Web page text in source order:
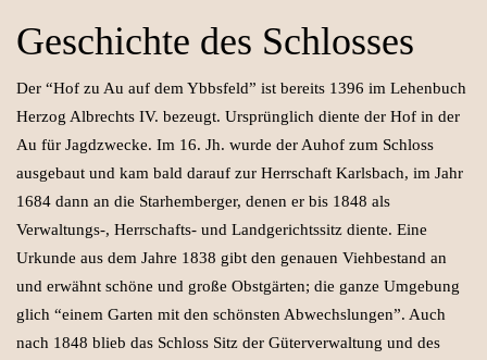
Geschichte des Schlosses
Der “Hof zu Au auf dem Ybbsfeld” ist bereits 1396 im Lehenbuch
Herzog Albrechts IV. bezeugt. Ursprünglich diente der Hof in der
Au für Jagdzwecke. Im 16. Jh. wurde der Auhof zum Schloss
ausgebaut und kam bald darauf zur Herrschaft Karlsbach, im Jahr
1684 dann an die Starhemberger, denen er bis 1848 als
Verwaltungs-, Herrschafts- und Landgerichtssitz diente. Eine
Urkunde aus dem Jahre 1838 gibt den genauen Viehbestand an
und erwähnt schöne und große Obstgärten; die ganze Umgebung
glich “einem Garten mit den schönsten Abwechslungen”. Auch
nach 1848 blieb das Schloss Sitz der Güterverwaltung und des